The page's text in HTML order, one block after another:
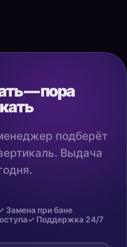
— пора
подберёт
Выдача
Замена при бане
✓ Поддержка 24/7